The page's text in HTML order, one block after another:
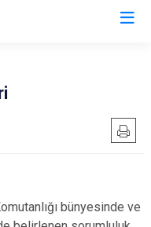
bünyesinde ve